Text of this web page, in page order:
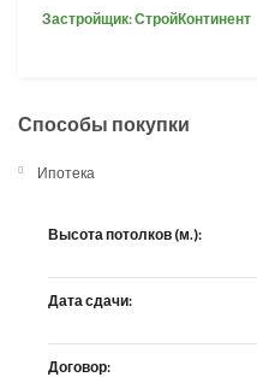
Застройщик: СтройКонтинент
Способы покупки
Ипотека
Высота потолков (м.):
Дата сдачи:
Договор: